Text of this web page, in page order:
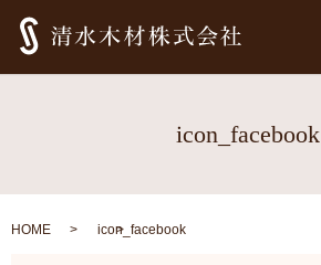
icon_facebook
HOME icon_facebook